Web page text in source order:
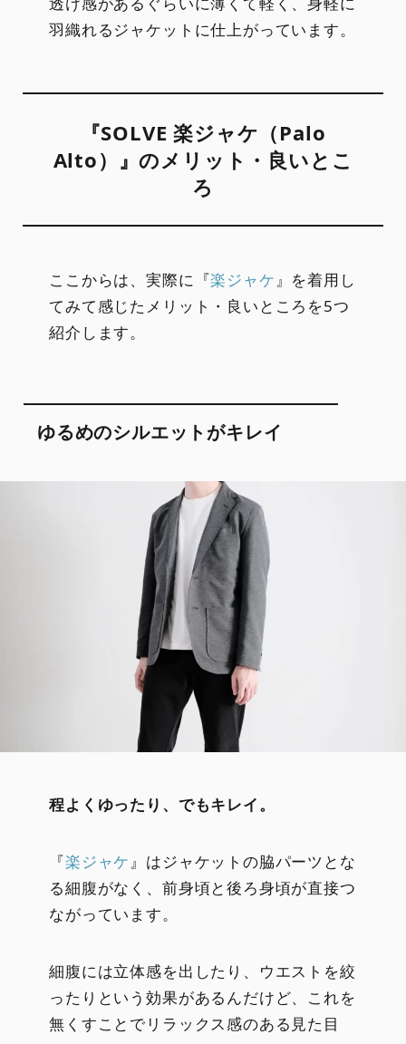
羽織れるジャケットに仕上がっています。
『SOLVE 楽ジャケ（Palo
Alto）』のメリット・良いとこ
ろ
ここからは、実際に『楽ジャケ』を着用し
てみて感じたメリット・良いところを5つ
紹介します。
ゆるめのシルエットがキレイ
程よくゆったり、でもキレイ。
『楽ジャケ 』はジャケットの脇パーツとな
る細腹がなく、前身頃と後ろ身頃が直接つ
ながっています。
細腹には立体感を出したり、ウエストを絞
ったりという効果があるんだけど、これを
無くすことでリラックス感のある見た目